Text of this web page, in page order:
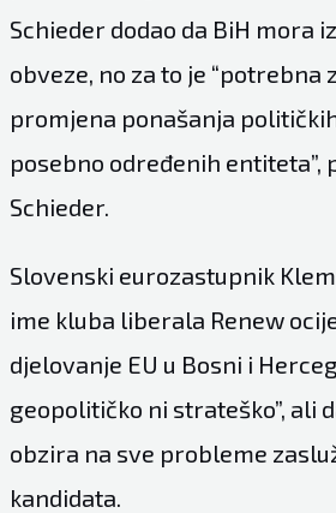
Schieder dodao da BiH mora
obveze, no za to je “potrebna
promjena ponašanja
posebno određenih entiteta”,
Schieder.
Slovenski eurozastupnik
ime kluba liberala Renew
djelovanje EU u Bosni i
geopolitičko ni strateško”, ali
obzira na sve probleme
kandidata.